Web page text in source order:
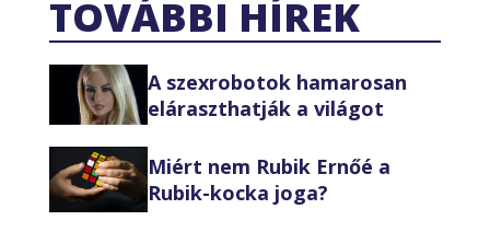
TOVÁBBI HÍREK
A szexrobotok hamarosan
eláraszthatják a világot
Miért nem Rubik Ernőé a
Rubik-kocka joga?